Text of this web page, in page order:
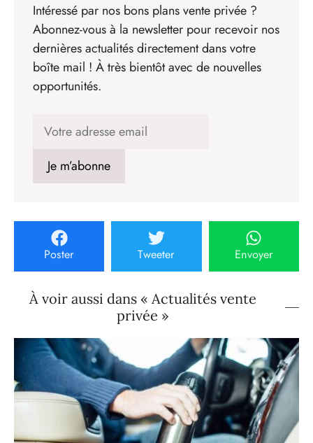
Intéressé par nos bons plans vente privée ?
Abonnez-vous à la newsletter pour recevoir nos
dernières actualités directement dans votre
boîte mail ! À très bientôt avec de nouvelles
opportunités.
Poster Tweeter Envoyer
À voir aussi dans « Actualités vente
privée »